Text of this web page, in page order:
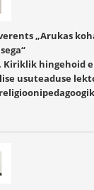
„Arukas
Kiriklik hingehoid
usuteaduse